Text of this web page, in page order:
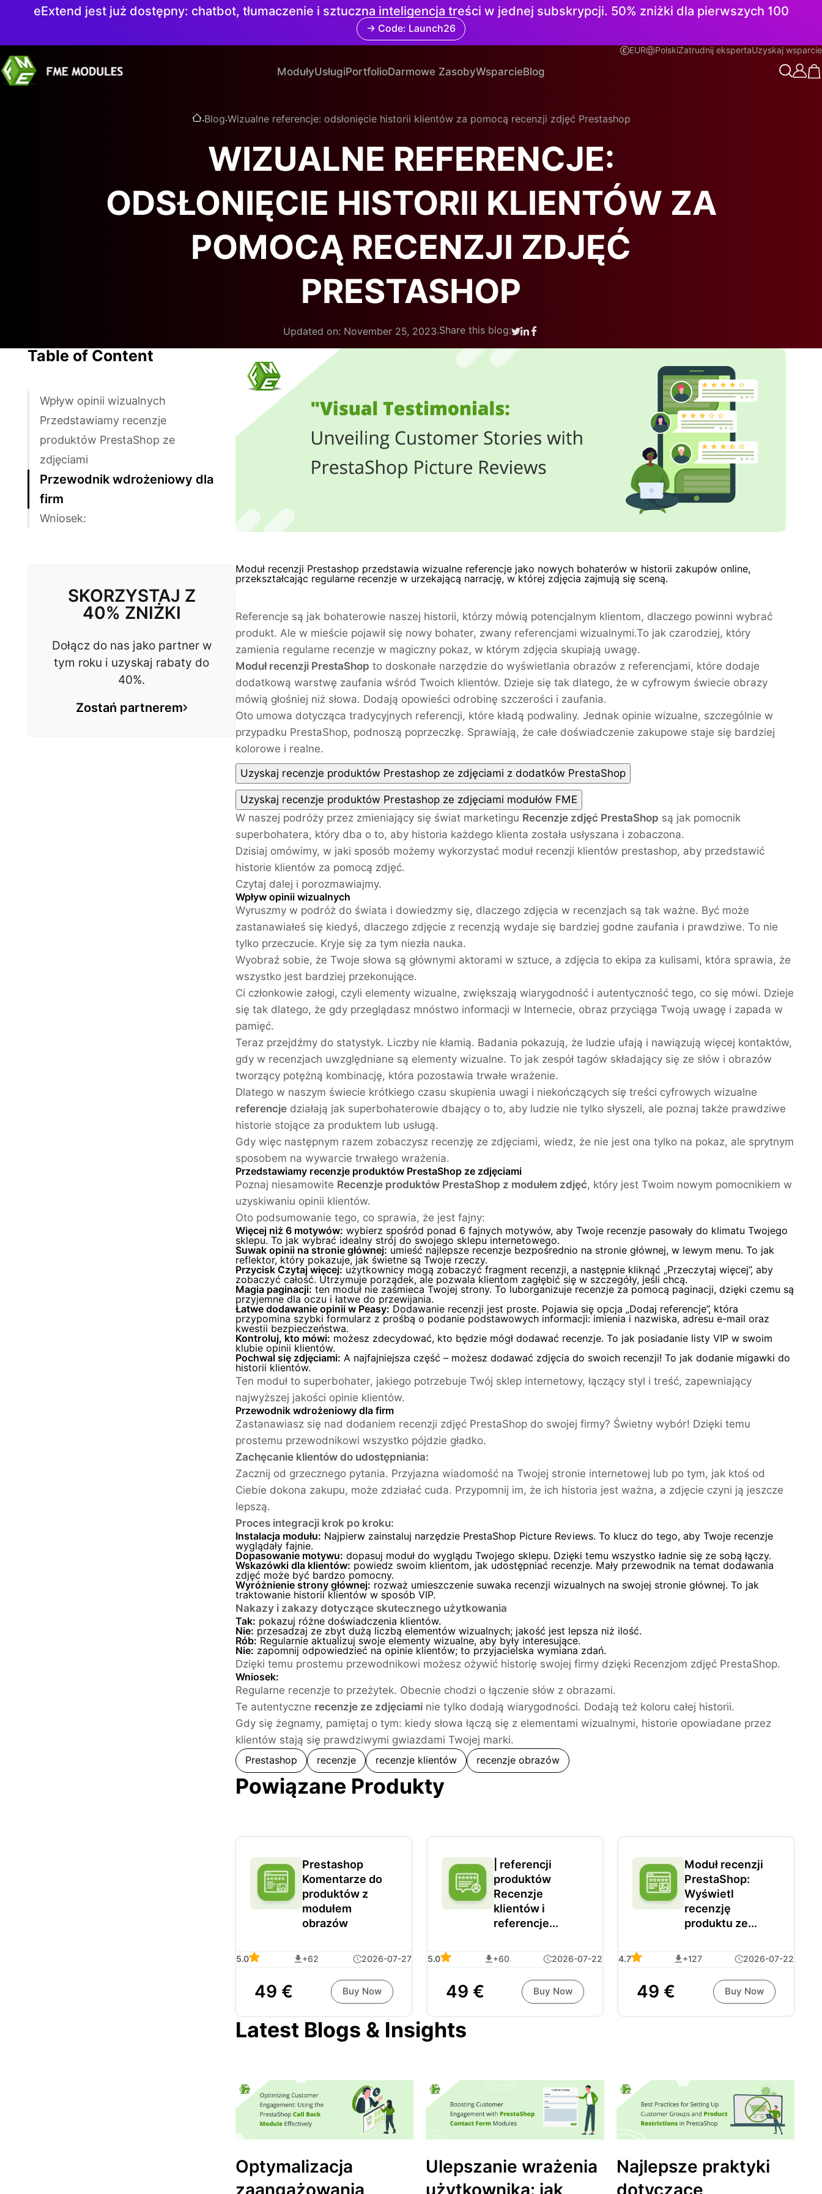
eExtend jest już dostępny: chatbot, tłumaczenie i sztuczna inteligencja treści w jednej subskrypcji. 50% zniżki dla pierwszych 100
→ Code: Launch26
EUR Polski
Polski Zatrudnij ekspertaUzyskaj wsparcie
ModułyUsługiPortfolioDarmowe ZasobyWsparcieBlog
.Blog.Wizualne referencje: odsłonięcie historii klientów za pomocą recenzji zdjęć Prestashop
WIZUALNE REFERENCJE:
ODSŁONIĘCIE HISTORII KLIENTÓW ZA
POMOCĄ RECENZJI ZDJĘĆ
PRESTASHOP
Updated on: November 25, 2023.Share this blog:
Table of Content
Wpływ opinii wizualnych
Przedstawiamy recenzje
produktów PrestaShop ze
zdjęciami
Przewodnik wdrożeniowy dla
firm
Wniosek:
SKORZYSTAJ Z
40% ZNIŻKI
Dołącz do nas jako partner w
tym roku i uzyskaj rabaty do
40%.
Zostań partnerem
Moduł recenzji Prestashop przedstawia wizualne referencje jako nowych bohaterów w historii zakupów online,
przekształcając regularne recenzje w urzekającą narrację, w której zdjęcia zajmują się sceną.
Referencje są jak bohaterowie naszej historii, którzy mówią potencjalnym klientom, dlaczego powinni wybrać
produkt. Ale w mieście pojawił się nowy bohater, zwany referencjami wizualnymi.To jak czarodziej, który
zamienia regularne recenzje w magiczny pokaz, w którym zdjęcia skupiają uwagę.
Moduł recenzji PrestaShop to doskonałe narzędzie do wyświetlania obrazów z referencjami, które dodaje
dodatkową warstwę zaufania wśród Twoich klientów. Dzieje się tak dlatego, że w cyfrowym świecie obrazy
mówią głośniej niż słowa. Dodają opowieści odrobinę szczerości i zaufania.
Oto umowa dotycząca tradycyjnych referencji, które kładą podwaliny. Jednak opinie wizualne, szczególnie w
przypadku PrestaShop, podnoszą poprzeczkę. Sprawiają, że całe doświadczenie zakupowe staje się bardziej
kolorowe i realne.
Uzyskaj recenzje produktów Prestashop ze zdjęciami z dodatków PrestaShop
Uzyskaj recenzje produktów Prestashop ze zdjęciami modułów FME
W naszej podróży przez zmieniający się świat marketingu Recenzje zdjęć PrestaShop są jak pomocnik
superbohatera, który dba o to, aby historia każdego klienta została usłyszana i zobaczona.
Dzisiaj omówimy, w jaki sposób możemy wykorzystać moduł recenzji klientów prestashop, aby przedstawić
historie klientów za pomocą zdjęć.
Czytaj dalej i porozmawiajmy.
Wpływ opinii wizualnych
Wyruszmy w podróż do świata i dowiedzmy się, dlaczego zdjęcia w recenzjach są tak ważne. Być może
zastanawiałeś się kiedyś, dlaczego zdjęcie z recenzją wydaje się bardziej godne zaufania i prawdziwe. To nie
tylko przeczucie. Kryje się za tym niezła nauka.
Wyobraź sobie, że Twoje słowa są głównymi aktorami w sztuce, a zdjęcia to ekipa za kulisami, która sprawia, że
wszystko jest bardziej przekonujące.
Ci członkowie załogi, czyli elementy wizualne, zwiększają wiarygodność i autentyczność tego, co się mówi. Dzieje
się tak dlatego, że gdy przeglądasz mnóstwo informacji w Internecie, obraz przyciąga Twoją uwagę i zapada w
pamięć.
Teraz przejdźmy do statystyk. Liczby nie kłamią. Badania pokazują, że ludzie ufają i nawiązują więcej kontaktów,
gdy w recenzjach uwzględniane są elementy wizualne. To jak zespół tagów składający się ze słów i obrazów
tworzący potężną kombinację, która pozostawia trwałe wrażenie.
Dlatego w naszym świecie krótkiego czasu skupienia uwagi i niekończących się treści cyfrowych wizualne
referencje działają jak superbohaterowie dbający o to, aby ludzie nie tylko słyszeli, ale poznaj także prawdziwe
historie stojące za produktem lub usługą.
Gdy więc następnym razem zobaczysz recenzję ze zdjęciami, wiedz, że nie jest ona tylko na pokaz, ale sprytnym
sposobem na wywarcie trwałego wrażenia.
Przedstawiamy recenzje produktów PrestaShop ze zdjęciami
Poznaj niesamowite Recenzje produktów PrestaShop z modułem zdjęć, który jest Twoim nowym pomocnikiem w
uzyskiwaniu opinii klientów.
Oto podsumowanie tego, co sprawia, że jest fajny:
Więcej niż 6 motywów: wybierz spośród ponad 6 fajnych motywów, aby Twoje recenzje pasowały do klimatu Twojego
sklepu. To jak wybrać idealny strój do swojego sklepu internetowego.
Suwak opinii na stronie głównej: umieść najlepsze recenzje bezpośrednio na stronie głównej, w lewym menu. To jak
reflektor, który pokazuje, jak świetne są Twoje rzeczy.
Przycisk Czytaj więcej: użytkownicy mogą zobaczyć fragment recenzji, a następnie kliknąć „Przeczytaj więcej”, aby
zobaczyć całość. Utrzymuje porządek, ale pozwala klientom zagłębić się w szczegóły, jeśli chcą.
Magia paginacji: ten moduł nie zaśmieca Twojej strony. To luborganizuje recenzje za pomocą paginacji, dzięki czemu są
przyjemne dla oczu i łatwe do przewijania.
Łatwe dodawanie opinii w Peasy: Dodawanie recenzji jest proste. Pojawia się opcja „Dodaj referencje”, która
przypomina szybki formularz z prośbą o podanie podstawowych informacji: imienia i nazwiska, adresu e-mail oraz
kwestii bezpieczeństwa.
Kontroluj, kto mówi: możesz zdecydować, kto będzie mógł dodawać recenzje. To jak posiadanie listy VIP w swoim
klubie opinii klientów.
Pochwal się zdjęciami: A najfajniejsza część – możesz dodawać zdjęcia do swoich recenzji! To jak dodanie migawki do
historii klientów.
Ten moduł to superbohater, jakiego potrzebuje Twój sklep internetowy, łączący styl i treść, zapewniający
najwyższej jakości opinie klientów.
Przewodnik wdrożeniowy dla firm
Zastanawiasz się nad dodaniem recenzji zdjęć PrestaShop do swojej firmy? Świetny wybór! Dzięki temu
prostemu przewodnikowi wszystko pójdzie gładko.
Zachęcanie klientów do udostępniania:
Zacznij od grzecznego pytania. Przyjazna wiadomość na Twojej stronie internetowej lub po tym, jak ktoś od
Ciebie dokona zakupu, może zdziałać cuda. Przypomnij im, że ich historia jest ważna, a zdjęcie czyni ją jeszcze
lepszą.
Proces integracji krok po kroku:
Instalacja modułu: Najpierw zainstaluj narzędzie PrestaShop Picture Reviews. To klucz do tego, aby Twoje recenzje
wyglądały fajnie.
Dopasowanie motywu: dopasuj moduł do wyglądu Twojego sklepu. Dzięki temu wszystko ładnie się ze sobą łączy.
Wskazówki dla klientów: powiedz swoim klientom, jak udostępniać recenzje. Mały przewodnik na temat dodawania
zdjęć może być bardzo pomocny.
Wyróżnienie strony głównej: rozważ umieszczenie suwaka recenzji wizualnych na swojej stronie głównej. To jak
traktowanie historii klientów w sposób VIP.
Nakazy i zakazy dotyczące skutecznego użytkowania
Tak: pokazuj różne doświadczenia klientów.
Nie: przesadzaj ze zbyt dużą liczbą elementów wizualnych; jakość jest lepsza niż ilość.
Rób:Regularnie aktualizuj swoje elementy wizualne, aby były interesujące.
Nie: zapomnij odpowiedzieć na opinie klientów; to przyjacielska wymiana zdań.
Dzięki temu prostemu przewodnikowi możesz ożywić historię swojej firmy dzięki Recenzjom zdjęć PrestaShop.
Wniosek:
Regularne recenzje to przeżytek. Obecnie chodzi o łączenie słów z obrazami.
Te autentyczne recenzje ze zdjęciami nie tylko dodają wiarygodności. Dodają też koloru całej historii.
Gdy się żegnamy, pamiętaj o tym: kiedy słowa łączą się z elementami wizualnymi, historie opowiadane przez
klientów stają się prawdziwymi gwiazdami Twojej marki.
Prestashop recenzje recenzje klientów recenzje obrazów
Powiązane Produkty
Prestashop
Komentarze do
produktów z
modułem
obrazów
5.0 +62 2026-07-27
49 € Buy Now
| referencji
produktów
Recenzje
klientów i
referencje...
5.0 +60 2026-07-22
49 € Buy Now
Moduł recenzji
PrestaShop:
Wyświetl
recenzję
produktu ze...
4.7 +127 2026-07-22
49 € Buy Now
Latest Blogs & Insights
Optymalizacja
zaangażowania
Ulepszanie wrażenia
użytkownika: jak
Najlepsze praktyki
dotyczące